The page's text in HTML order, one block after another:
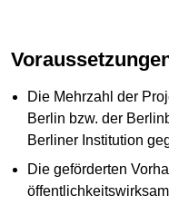
Die Mehrzahl der
Berlin bzw. der
Berliner Institution
Die geförderten